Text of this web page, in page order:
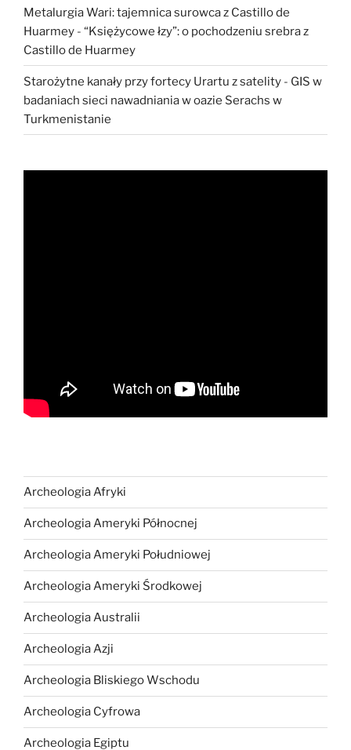
Metalurgia Wari: tajemnica surowca z Castillo de
Huarmey - “Księżycowe łzy”: o pochodzeniu srebra z
Castillo de Huarmey
Starożytne kanały przy fortecy Urartu z satelity - GIS w
badaniach sieci nawadniania w oazie Serachs w
Turkmenistanie
Archeologia Afryki
Archeologia Ameryki Północnej
Archeologia Ameryki Południowej
Archeologia Ameryki Środkowej
Archeologia Australii
Archeologia Azji
Archeologia Bliskiego Wschodu
Archeologia Cyfrowa
Archeologia Egiptu